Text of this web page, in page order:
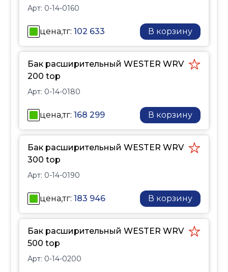
Арт: 0-14-0160
цена,тг:102 633 В корзину
Бак расширительный WESTER WRV
200 top
Арт: 0-14-0180
цена,тг:168 299 В корзину
Бак расширительный WESTER WRV
300 top
Арт: 0-14-0190
цена,тг:183 946 В корзину
Бак расширительный WESTER WRV
500 top
Арт: 0-14-0200